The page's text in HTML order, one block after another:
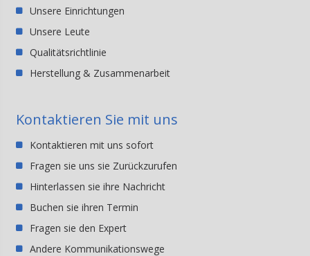
Unsere Einrichtungen
Unsere Leute
Qualitätsrichtlinie
Herstellung & Zusammenarbeit
Kontaktieren Sie mit uns
Kontaktieren mit uns sofort
Fragen sie uns sie Zurückzurufen
Hinterlassen sie ihre Nachricht
Buchen sie ihren Termin
Fragen sie den Expert
Andere Kommunikationswege